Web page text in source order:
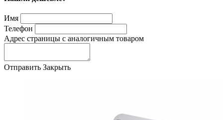
Имя
Телефон
Адрес страницы с аналогичным товаром
Отправить Закрыть